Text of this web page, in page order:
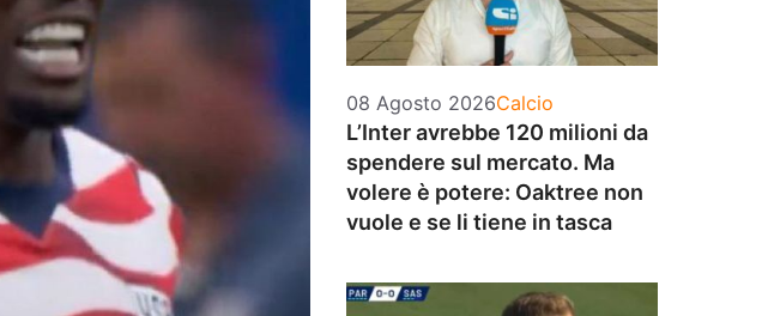
08 Agosto 2026Categorie
Calcio
L’Inter avrebbe 120 milioni da
spendere sul mercato. Ma
volere è potere: Oaktree non
vuole e se li tiene in tasca